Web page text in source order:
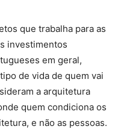
que trabalha para as
investimentos
em geral,
de vida de quem vai
a arquitetura
quem condiciona os
e não as pessoas.